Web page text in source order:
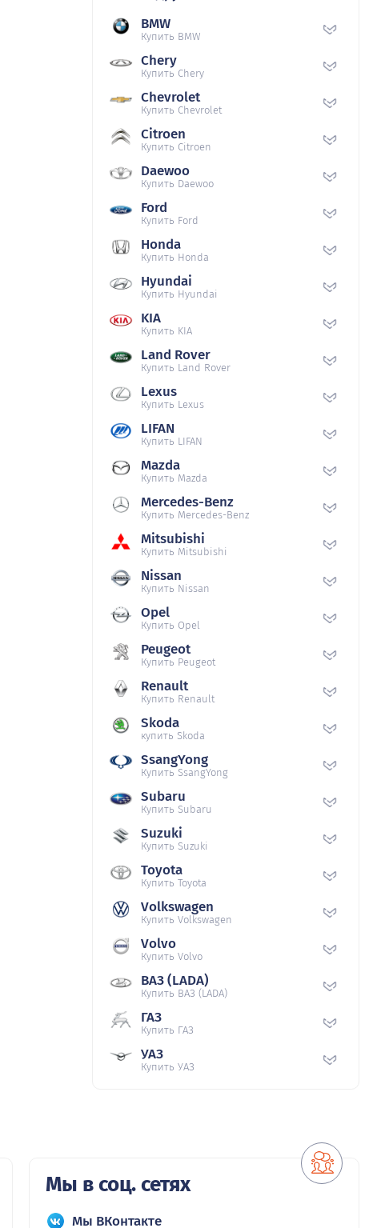
BMW
Купить BMW
Chery
Купить Chery
Chevrolet
Купить Chevrolet
Citroen
Купить Citroen
Daewoo
Купить Daewoo
Ford
Купить Ford
Honda
Купить Honda
Hyundai
Купить Hyundai
KIA
Купить KIA
Land Rover
Купить Land Rover
Lexus
Купить Lexus
LIFAN
Купить LIFAN
Mazda
Купить Mazda
Mercedes-Benz
Купить Mercedes-Benz
Mitsubishi
Купить Mitsubishi
Nissan
Купить Nissan
Opel
Купить Opel
Peugeot
Купить Peugeot
Renault
Купить Renault
Skoda
купить Skoda
SsangYong
Купить SsangYong
Subaru
Купить Subaru
Suzuki
Купить Suzuki
Toyota
Купить Toyota
Volkswagen
Купить Volkswagen
Volvo
Купить Volvo
ВАЗ (LADA)
Купить ВАЗ (LADA)
ГАЗ
Купить ГАЗ
УАЗ
Купить УАЗ
Мы в соц. сетях
Мы ВКонтакте